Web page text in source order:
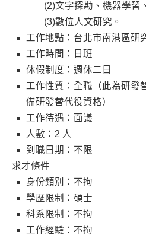
(2)文字探勘、機器學習
(3)數位人文研究。
工作地點：台北市南港區研
工作時間：日班
休假制度：週休二日
工作性質：全職（此為研發
備研發替代役資格）
工作待遇：面議
人數：2 人
到職日期：不限
求才條件
身份類別：不拘
學歷限制：碩士
科系限制：不拘
工作經驗：不拘